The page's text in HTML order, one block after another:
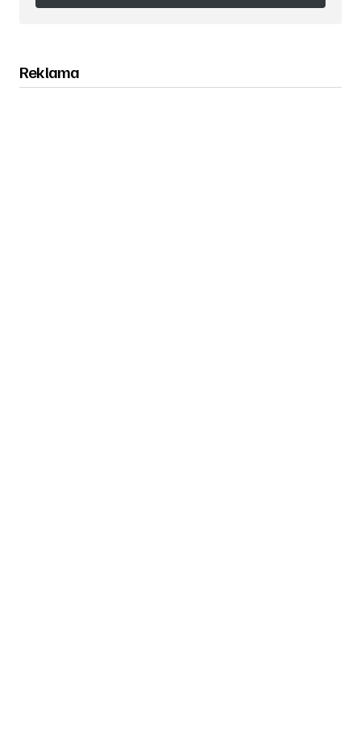
Obserwuj nas na Instagramie
Reklama